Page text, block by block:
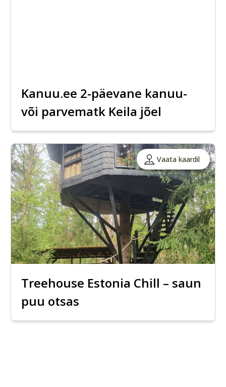
Kanuu.ee 2-päevane kanuu-
või parvematk Keila jõel
Vaata kaardil
Treehouse Estonia Chill – saun
puu otsas